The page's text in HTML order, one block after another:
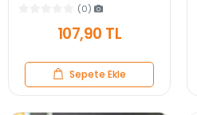
Bardak Kahve Sunum Bardağı
(0)
107,90 TL
Sepete Ekle